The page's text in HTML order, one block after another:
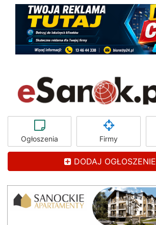
Ogłoszenia Firmy
DODAJ OGŁOSZENIE